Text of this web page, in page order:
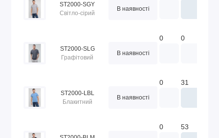
ST2000-SGY
Світло-сірий
В наявності
ST2000-SLG
Графітовий
В наявності
0 0
ST2000-LBL
Блакитний
В наявності
0 31
0 53